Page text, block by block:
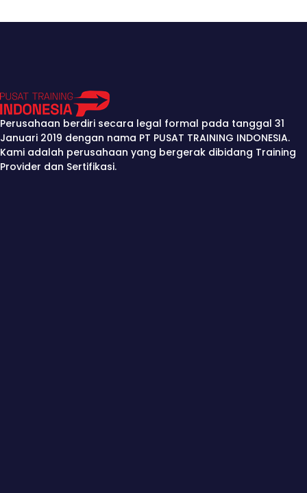
Perusahaan berdiri secara legal formal pada tanggal 31
Januari 2019 dengan nama PT PUSAT TRAINING INDONESIA.
Kami adalah perusahaan yang bergerak dibidang Training
Provider dan Sertifikasi.